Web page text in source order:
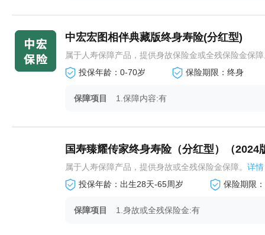
中宏宏图相伴典藏版终身寿险(分红型)
属于人寿保障产品，提供身故保险金或全残保险金保
投保年龄：0-70岁
保险期限：终身
保障项目 1.保障内容:有
国寿臻耀传家终身寿险（分红型）（2024
属于人寿保障产品，提供身故或全残保险金保障。 详情
投保年龄：出生28天-65周岁
保险期限
保障项目 1.身故或全残保险金:有